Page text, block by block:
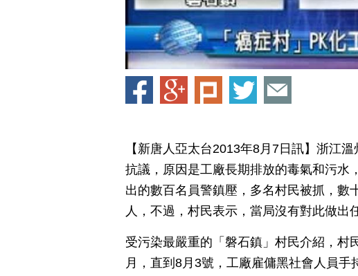
【新唐人亞太台2013年8月7日訊】浙江
抗議，原因是工廠長期排放的毒氣和污水
出的數百名員警鎮壓，多名村民被抓，數
人，不過，村民表示，當局沒有對此做出
受污染最嚴重的「磐石鎮」村民介紹，村
月，直到8月3號，工廠雇傭黑社會人員